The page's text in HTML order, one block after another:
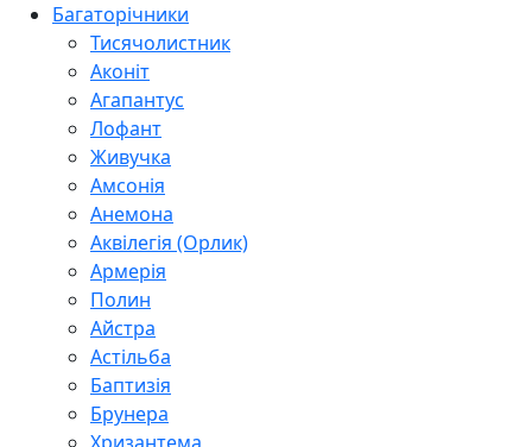
Багаторічники
Тисячолистник
Аконіт
Агапантус
Лофант
Живучка
Амсонія
Анемона
Аквілегія (Орлик)
Армерія
Полин
Айстра
Астільба
Баптизія
Брунера